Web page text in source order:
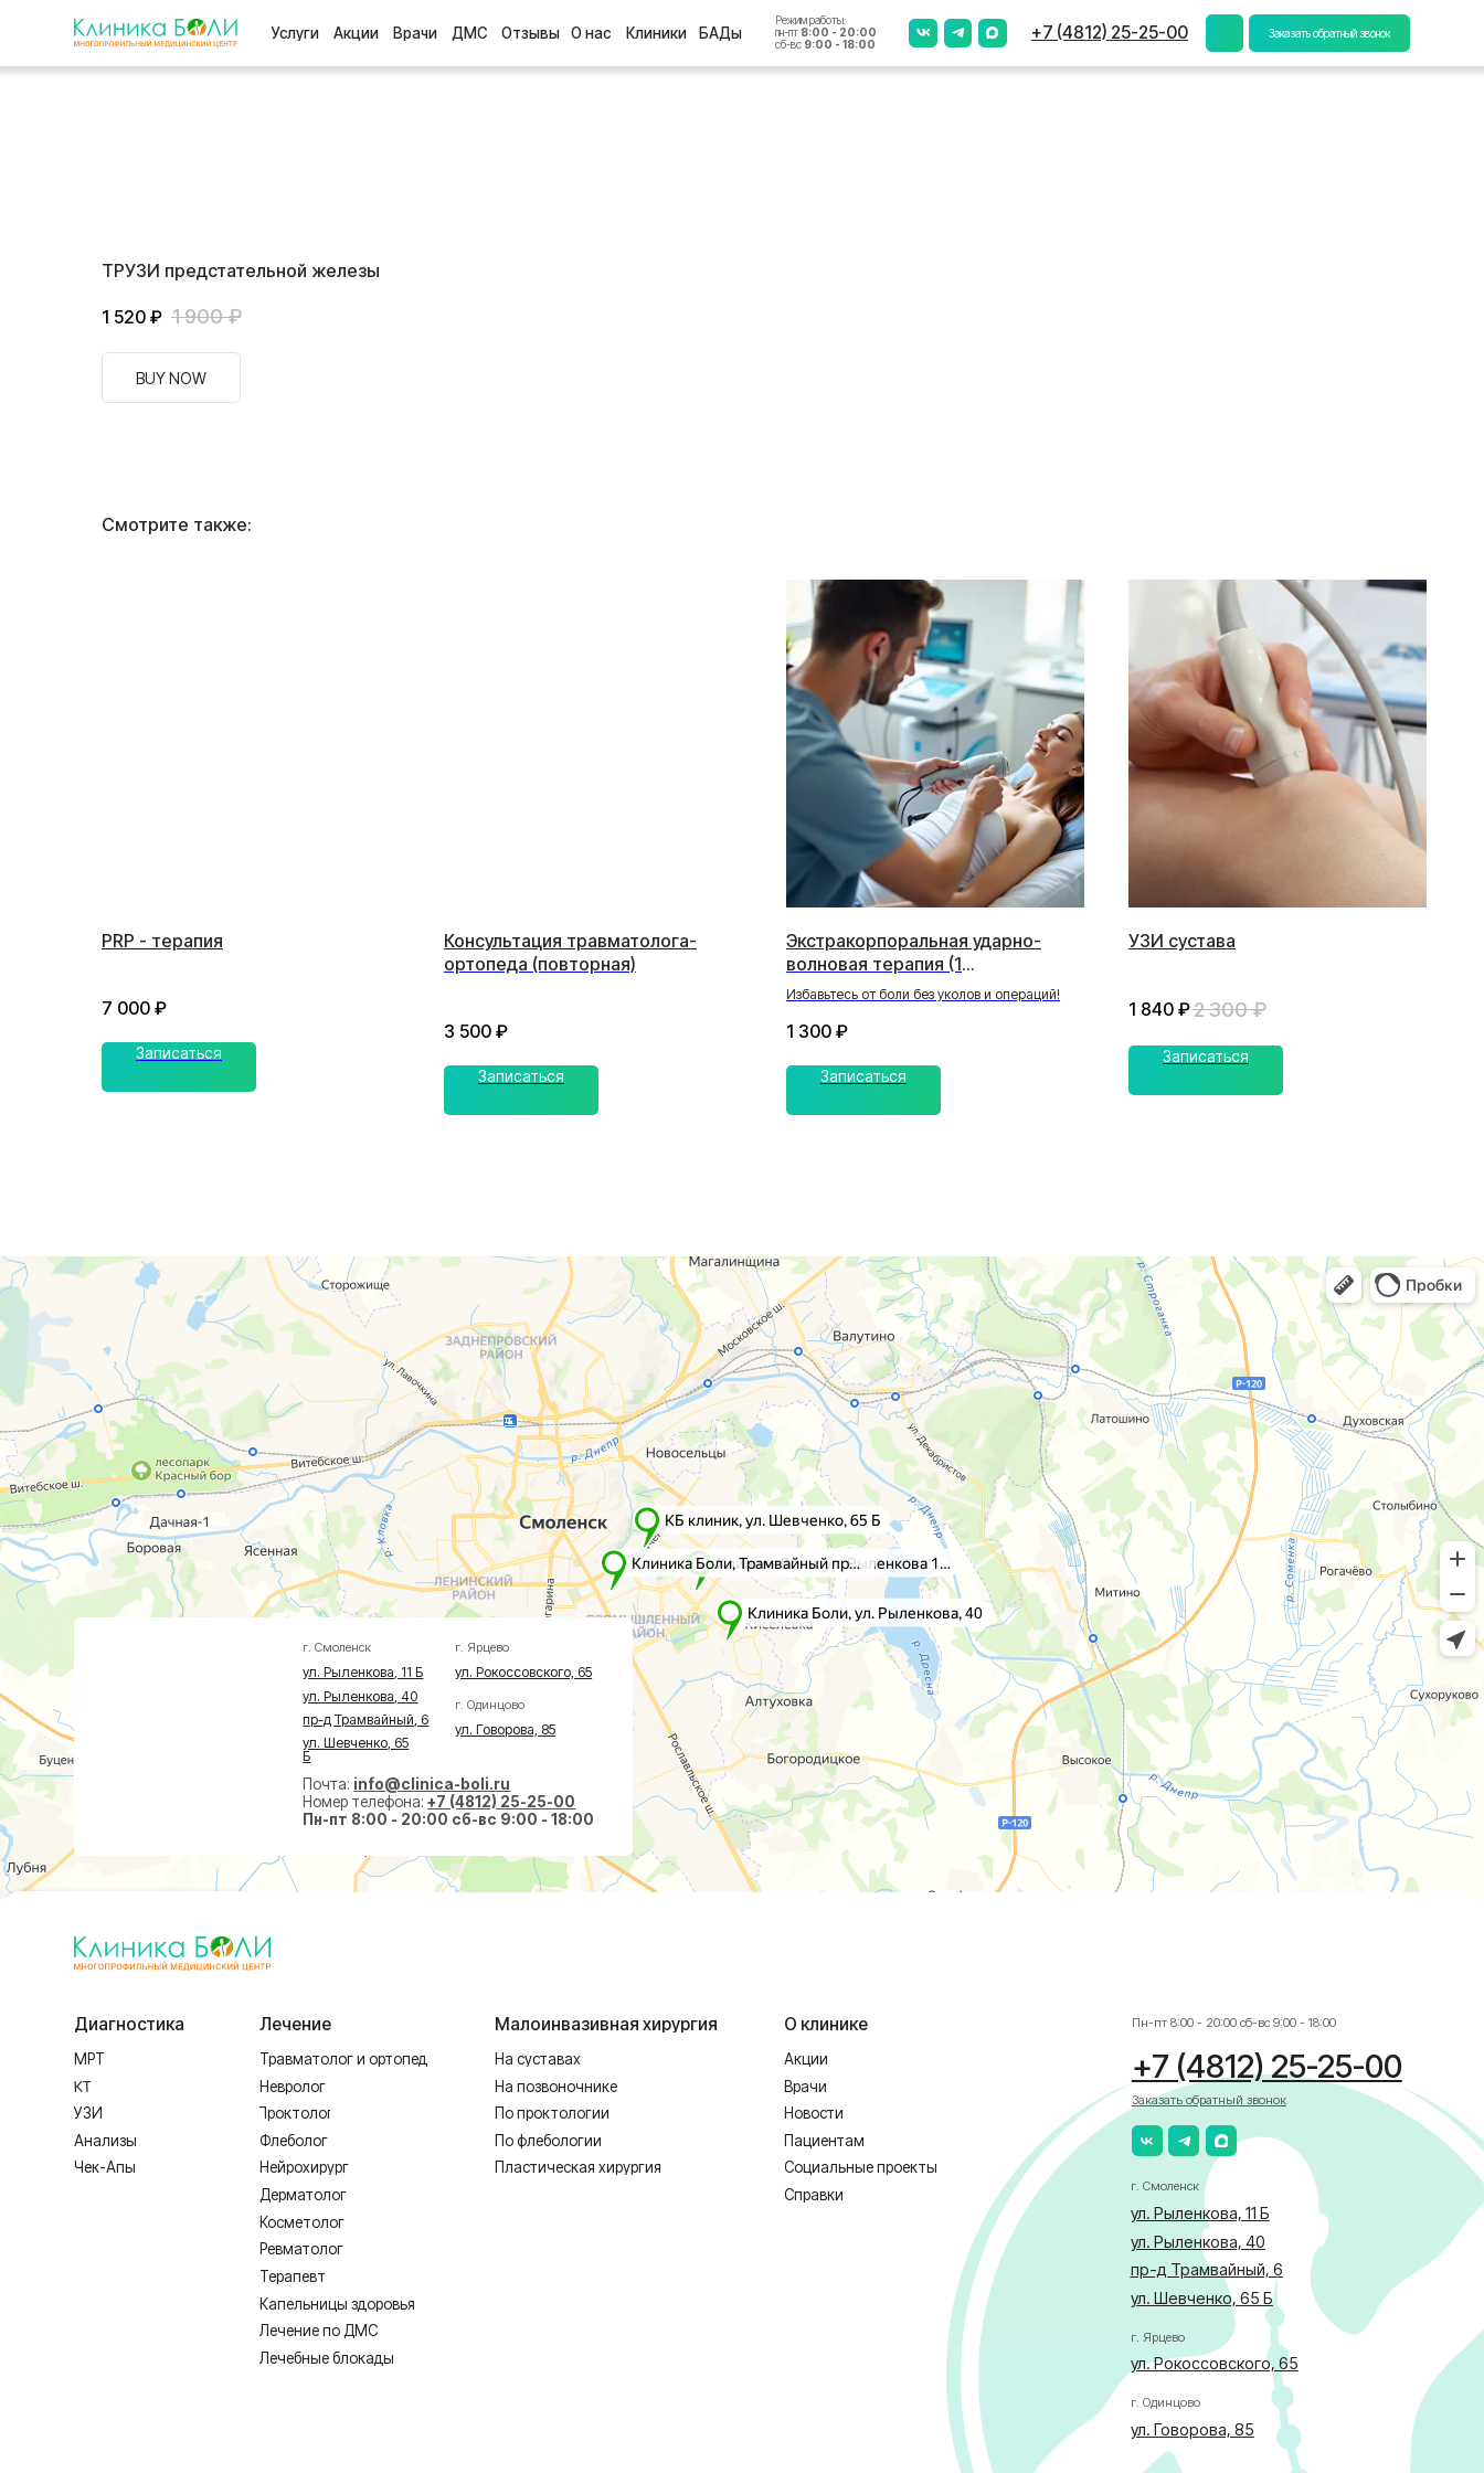
+7 (4812) 25-25-00
пн-пт8:00 - 20:00
сб-вс9:00 - 18:00
Заказать обратный звонок
БАДы
Услуги Акции Врачи ДМС Отзывы О нас Клиники
ТРУЗИ предстательной железы
1 520 ₽ 1 900 ₽
BUY NOW
Смотрите также:
PRP - терапия
7 000 ₽
Записаться
Консультация травматолога-
ортопеда (повторная)
3 500 ₽
Записаться
Экстракорпоральная ударно-
волновая терапия (1
дополнительная зона)
Избавьтесь от боли без уколов и операций!
1 300 ₽
Записаться
УЗИ сустава
1 840 ₽2 300 ₽
Записаться
Почта: info@clinica-boli.ru
Номер телефона:+7 (4812) 25-25-00
г. Смоленск
ул. Рыленкова, 11 Б
ул. Рыленкова, 40
пр-д Трамвайный, 6
ул. Шевченко, 65
Б
г. Ярцево
ул. Рокоссовского, 65
г. Одинцово
ул. Говорова, 85
+7 (4812) 25-25-00
Заказать обратный звонок
ул. Рокоссовского, 65
г. Одинцово
ул. Говорова, 85
пр-д Трамвайный, 6
ИМЕЮТСЯ ПРОТИВОПОКАЗАНИЯ, НЕОБХОДИМА КОНСУЛЬТАЦИЯ СПЕЦИАЛИСТА
Лицензия Л041-01128-67/00331765 от 28.05.2019 г. и Л041-01128-67/00637993 от 17.01.2023 г. выдана Департаментом Смоленской области по здравоохранению
Согласие на обработку персональных данных Политика в отношении обработки персональных данных
Пн-пт 8:00 - 20:00 сб-вс 9:00 - 18:00
КТ
Чек-Апы
Невролог
Проктолог
Нейрохирург
Дерматолог
Терапевт
Капельницы здоровья
Лечение по ДМС
Лечебные блокады
Малоинвазивная хирургия
На позвоночнике
По проктологии
О клинике
Акции
Врачи
Новости